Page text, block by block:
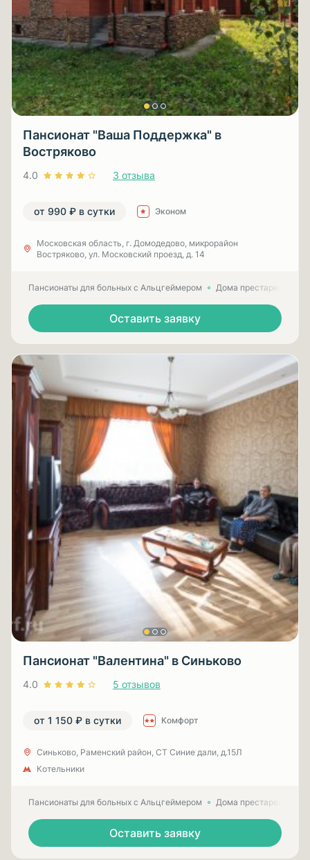
Пансионат "Ваша Поддержка" в
Востряково
4.0 3 отзыва
от 990 ₽ в сутки Эконом
Московская область, г. Домодедово, микрорайон
Востряково, ул. Московский проезд, д. 14
Пансионаты для больных с Альцгеймером Дома престарелых
Оставить заявку
Пансионат "Валентина" в Синьково
4.0 5 отзывов
от 1 150 ₽ в сутки Комфорт
Синьково, Раменский район, СТ Синие дали, д.15Л
Котельники
Пансионаты для больных с Альцгеймером Дома престарелых
Оставить заявку